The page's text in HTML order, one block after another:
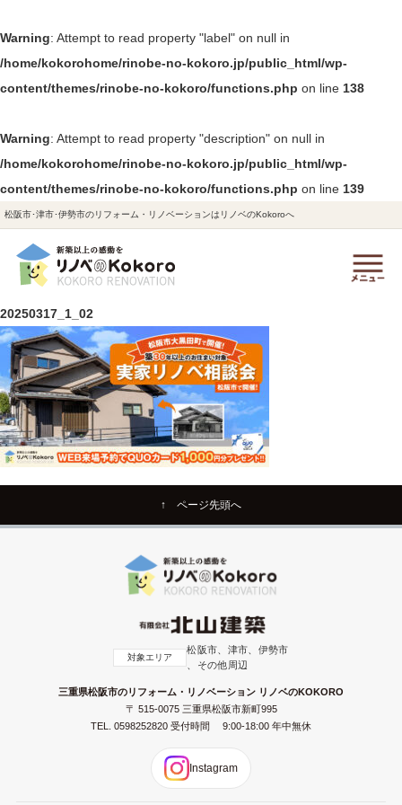
Warning: Attempt to read property "label" on null in
/home/kokorohome/rinobe-no-kokoro.jp/public_html/wp-
content/themes/rinobe-no-kokoro/functions.php on line 138
Warning: Attempt to read property "description" on null in
/home/kokorohome/rinobe-no-kokoro.jp/public_html/wp-
content/themes/rinobe-no-kokoro/functions.php on line 139
松阪市･津市･伊勢市のリフォーム・リノベーションはリノベのKokoroへ
20250317_1_02
↑ ページ先頭へ
対象エリア
松阪市、津市、伊勢市
、その他周辺
三重県松阪市のリフォーム・リノベーション リノベのKOKORO
〒 515-0075 三重県松阪市新町995
TEL. 0598252820 受付時間 9:00-18:00 年中無休
Instagram